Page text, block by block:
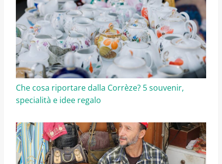
Che cosa riportare dalla Corrèze? 5 souvenir,
specialità e idee regalo